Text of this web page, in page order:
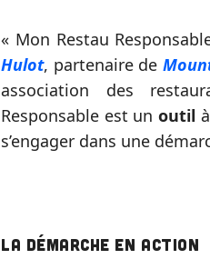
« Mon Restau
Hulot, partenaire de
association des
Responsable est unoutil
s’engager dans une
La démarche en action